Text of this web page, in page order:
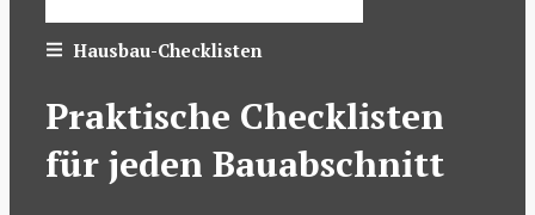
Hausbau-Checklisten
Praktische Checklisten
für jeden Bauabschnitt